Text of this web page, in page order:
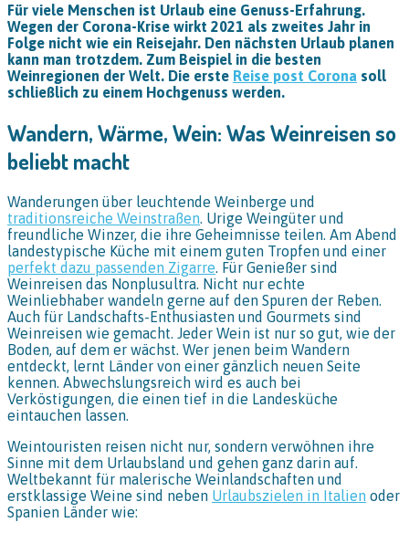
Für viele Menschen ist Urlaub eine Genuss-Erfahrung.
Wegen der Corona-Krise wirkt 2021 als zweites Jahr in
Folge nicht wie ein Reisejahr. Den nächsten Urlaub planen
kann man trotzdem. Zum Beispiel in die besten
Weinregionen der Welt. Die erste Reise post Corona soll
schließlich zu einem Hochgenuss werden.
Wandern, Wärme, Wein: Was Weinreisen so
beliebt macht
Wanderungen über leuchtende Weinberge und
traditionsreiche Weinstraßen. Urige Weingüter und
freundliche Winzer, die ihre Geheimnisse teilen. Am Abend
landestypische Küche mit einem guten Tropfen und einer
perfekt dazu passenden Zigarre. Für Genießer sind
Weinreisen das Nonplusultra. Nicht nur echte
Weinliebhaber wandeln gerne auf den Spuren der Reben.
Auch für Landschafts-Enthusiasten und Gourmets sind
Weinreisen wie gemacht. Jeder Wein ist nur so gut, wie der
Boden, auf dem er wächst. Wer jenen beim Wandern
entdeckt, lernt Länder von einer gänzlich neuen Seite
kennen. Abwechslungsreich wird es auch bei
Verköstigungen, die einen tief in die Landesküche
eintauchen lassen.
Weintouristen reisen nicht nur, sondern verwöhnen ihre
Sinne mit dem Urlaubsland und gehen ganz darin auf.
Weltbekannt für malerische Weinlandschaften und
erstklassige Weine sind neben Urlaubszielen in Italien oder
Spanien Länder wie: